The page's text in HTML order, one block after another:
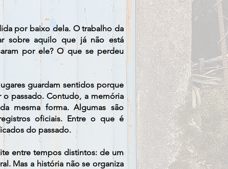
por baixo dela. O trabalho da
sobre aquilo que já não está
por ele? O que se perdeu
guardam sentidos porque
o passado. Contudo, a memória
mesma forma. Algumas são
oficiais. Entre o que é
do passado.
entre tempos distintos: de um
Mas a história não se organiza